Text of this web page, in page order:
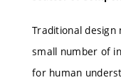
Traditional
small number of
for human